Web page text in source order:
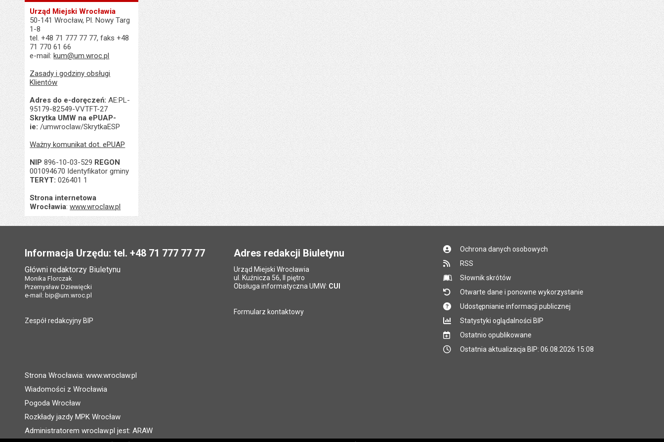
Urząd Miejski Wrocławia
50-141 Wrocław, Pl. Nowy Targ
1-8
tel. +48 71 777 77 77, faks +48
71 770 61 66
e-mail:kum@um.wroc.pl
Zasady i godziny obsługi
Klientów
Adres do e-doręczeń: AE:PL-
95179-82549-VVTFT-27
Skrytka UMW na ePUAP-
ie: /umwroclaw/SkrytkaESP
Ważny komunikat dot. ePUAP
NIP 896-10-03-529 REGON
001094670 Identyfikator gminy
TERYT: 026401 1
Strona internetowa
Wrocławia:www.wroclaw.pl
Informacja Urzędu: tel. +48 71 777 77 77
Główni redaktorzy Biuletynu
Monika Florczak
Przemysław Dziewięcki
e-mail: bip@um.wroc.pl
Zespół redakcyjny BIP
Adres redakcji Biuletynu
Urząd Miejski Wrocławia
ul. Kuźnicza 56, II piętro
Obsługa informatyczna UMW: CUI
Formularz kontaktowy
Ochrona danych osobowych
RSS
Słownik skrótów
Otwarte dane i ponowne wykorzystanie
Udostępnianie informacji publicznej
Statystyki oglądalności BIP
Ostatnio opublikowane
Ostatnia aktualizacja BIP: 06.08.2026 15:08
Strona Wrocławia: www.wroclaw.pl
Wiadomości z Wrocławia
Pogoda Wrocław
Rozkłady jazdy MPK Wrocław
Administratorem wroclaw.pl jest: ARAW